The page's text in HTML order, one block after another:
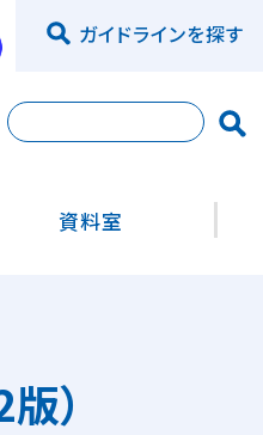
）
資料室
ガイドラインを探す